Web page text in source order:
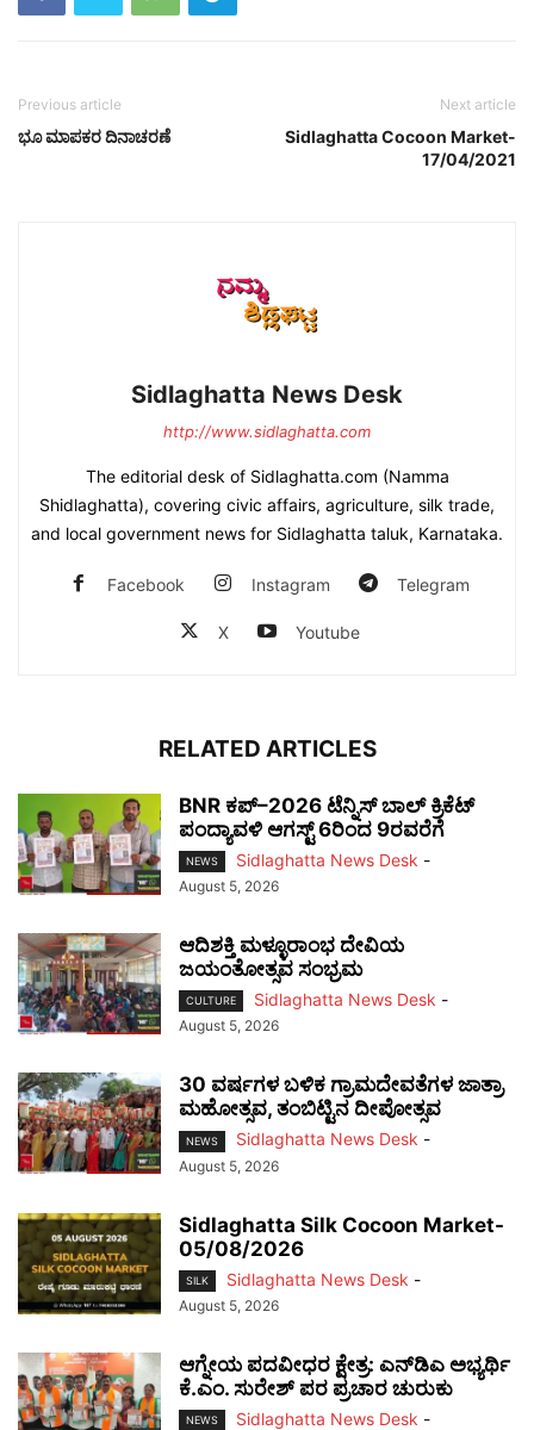
Previous article
ಭೂ ಮಾಪಕರ ದಿನಾಚರಣೆ
Next article
Sidlaghatta Cocoon Market-
17/04/2021
Sidlaghatta News Desk
http://www.sidlaghatta.com
The editorial desk of Sidlaghatta.com (Namma
Shidlaghatta), covering civic affairs, agriculture, silk trade,
and local government news for Sidlaghatta taluk, Karnataka.
Facebook Instagram Telegram
X Youtube
RELATED ARTICLES
BNR ಕಪ್–2026 ಟೆನ್ನಿಸ್ ಬಾಲ್ ಕ್ರಿಕೆಟ್
ಪಂದ್ಯಾವಳಿ ಆಗಸ್ಟ್ 6ರಿಂದ 9ರವರೆಗೆ
NEWS Sidlaghatta News Desk -
August 5, 2026
ಆದಿಶಕ್ತಿ ಮಳ್ಳೂರಾಂಭ ದೇವಿಯ
ಜಯಂತೋತ್ಸವ ಸಂಭ್ರಮ
CULTURE Sidlaghatta News Desk -
August 5, 2026
30 ವರ್ಷಗಳ ಬಳಿಕ ಗ್ರಾಮದೇವತೆಗಳ ಜಾತ್ರಾ
ಮಹೋತ್ಸವ, ತಂಬಿಟ್ಟಿನ ದೀಪೋತ್ಸವ
NEWS Sidlaghatta News Desk -
August 5, 2026
Sidlaghatta Silk Cocoon Market-
05/08/2026
SILK Sidlaghatta News Desk -
August 5, 2026
ಆಗ್ನೇಯ ಪದವೀಧರ ಕ್ಷೇತ್ರ: ಎನ್‌ಡಿಎ ಅಭ್ಯರ್ಥಿ
ಕೆ.ಎಂ. ಸುರೇಶ್ ಪರ ಪ್ರಚಾರ ಚುರುಕು
NEWS Sidlaghatta News Desk -